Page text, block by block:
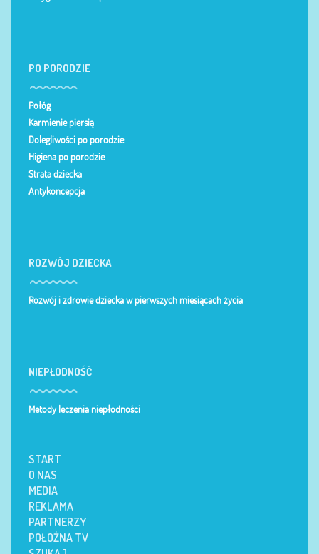
PO PORODZIE
Połóg
Karmienie piersią
Dolegliwości po porodzie
Higiena po porodzie
Strata dziecka
Antykoncepcja
ROZWÓJ DZIECKA
Rozwój i zdrowie dziecka w pierwszych miesiącach życia
NIEPŁODNOŚĆ
Metody leczenia niepłodności
START
O NAS
MEDIA
REKLAMA
PARTNERZY
POŁOŻNA TV